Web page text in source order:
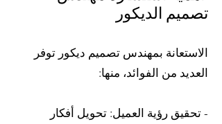
تصميم الديكور
الاستعانة بمهندس تصميم ديكور توفر
العديد من الفوائد، منها:
- تحقيق رؤية العميل: تحويل أفكار